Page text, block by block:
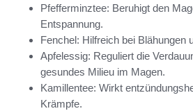
Pfefferminztee: Beruhigt den
Entspannung.
Fenchel: Hilfreich bei Blähungen
Apfelessig: Reguliert die
gesundes Milieu im Magen.
Kamillentee: Wirkt
Krämpfe.